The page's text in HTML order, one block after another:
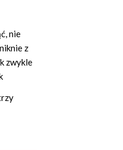
nie
z
zwykle